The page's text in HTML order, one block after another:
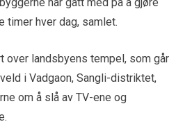
har gått med på å gjøre
timer hver dag, samlet.
over landsbyens tempel, som går
i Vadgaon, Sangli-distriktet,
om å slå av TV-ene og